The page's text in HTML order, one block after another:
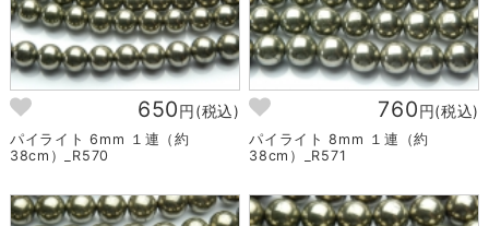
650円(税込)
パイライト 6mm １連（約
38cm）_R570
760円(税込)
パイライト 8mm １連（約
38cm）_R571